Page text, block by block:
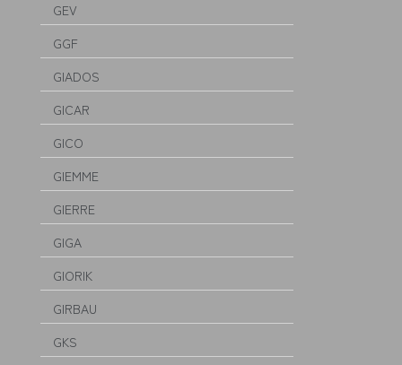
GEV
GGF
GIADOS
GICAR
GICO
GIEMME
GIERRE
GIGA
GIORIK
GIRBAU
GKS